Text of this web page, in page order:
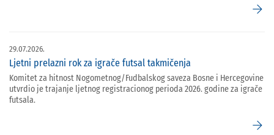
arrow_forward
29.07.2026.
Ljetni prelazni rok za igrače futsal takmičenja
Komitet za hitnost Nogometnog/Fudbalskog saveza Bosne i Hercegovine
utvrdio je trajanje ljetnog registracionog perioda 2026. godine za igrače
futsala.
arrow_forward